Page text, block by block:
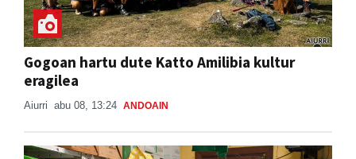
Gogoan hartu dute Katto Amilibia kultur
eragilea
Aiurri abu 08, 13:24 ANDOAIN